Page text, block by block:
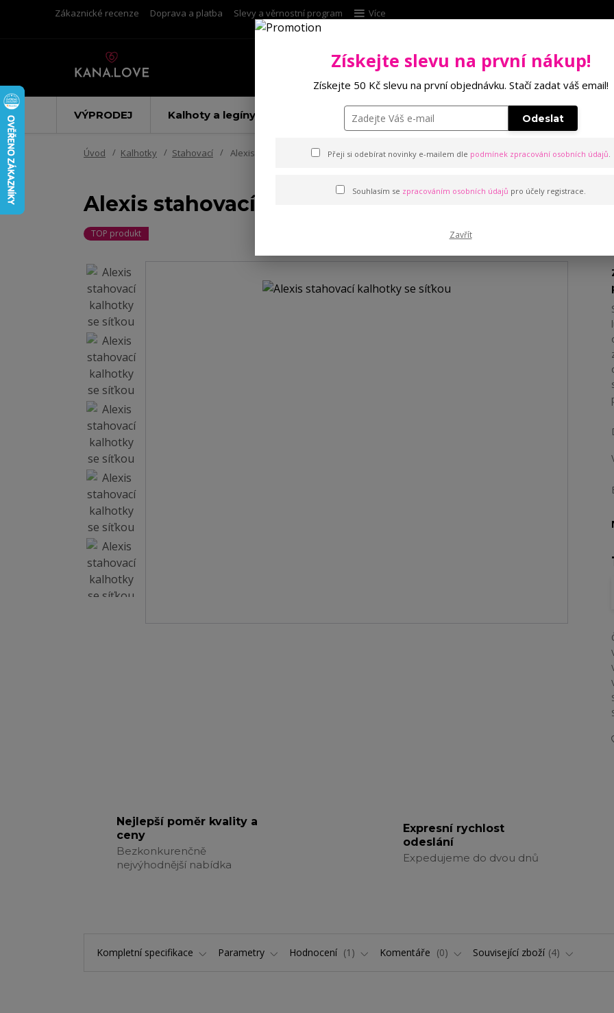
Zákaznické recenze Doprava a platba Slevy a věrnostní program
Více
Hledat
VÝPRODEJ Kalhoty a legíny Punčochové zboží Podprsenky
Úvod Kalhotky Stahovací Alexis stahovací kalhotky se síťkou
Alexis stahovací kalhotky se síťkou
TOP produkt
Nejlepší poměr kvality a
ceny
Bezkonkurenčně
nejvýhodnější nabídka
Expresní rychlost
odeslání
Expedujeme do dvou dnů
Kompletní specifikace Parametry Hodnocení 1 Komentáře 0 Související zboží 4
Získejte slevu na první nákup!
Získejte 50 Kč slevu na první objednávku. Stačí zadat váš email!
Odeslat
Přeji si odebírat novinky e-mailem dle podmínek zpracování osobních údajů.
Souhlasím se zpracováním osobních údajů pro účely registrace.
Zavřít